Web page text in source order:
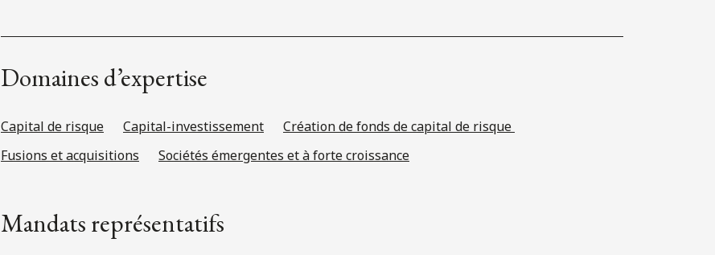
Domaines d’expertise
Capital de risque Capital-investissement
Création de fonds de capital de risque
Fusions et acquisitions
Sociétés émergentes et à forte croissance
Mandats représentatifs